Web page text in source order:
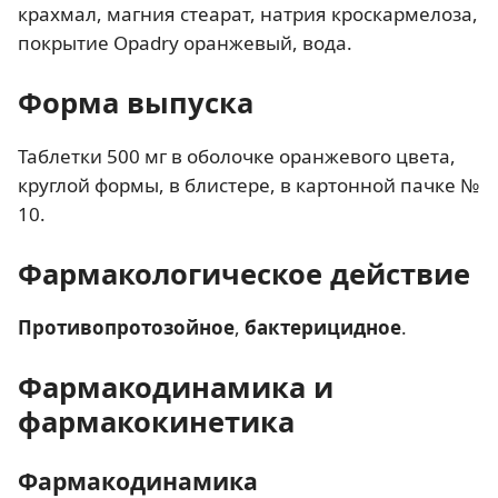
крахмал, магния стеарат, натрия кроскармелоза,
покрытие Орadry оранжевый, вода.
Форма выпуска
Таблетки 500 мг в оболочке оранжевого цвета,
круглой формы, в блистере, в картонной пачке №
10.
Фармакологическое действие
Противопротозойное, бактерицидное.
Фармакодинамика и
фармакокинетика
Фармакодинамика